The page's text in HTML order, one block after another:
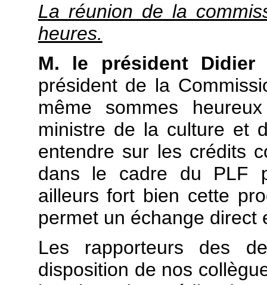
La réunion de la
heures.
M. le président Didier
président de la
même sommes
ministre de la culture et
entendre sur les crédits
dans le cadre du PLF
ailleurs fort bien cette
permet un échange direct
Les rapporteurs des
disposition de nos